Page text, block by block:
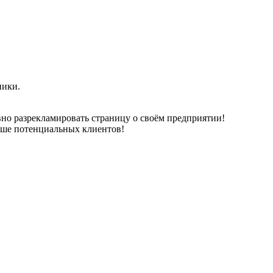
разрекламировать страницу о своём предприятии!
потенциальных клиентов!